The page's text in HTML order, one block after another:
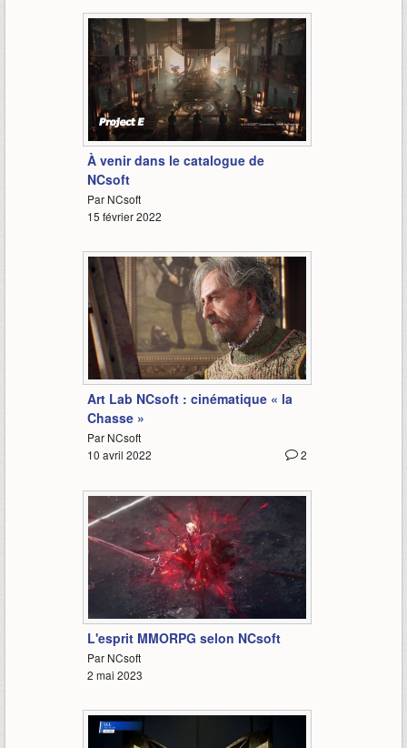
1:10
À venir dans le catalogue de
NCsoft
Par NCsoft
15 février 2022
5:04
Art Lab NCsoft : cinématique « la
Chasse »
Par NCsoft
2
10 avril 2022
L'esprit MMORPG selon NCsoft
Par NCsoft
2 mai 2023